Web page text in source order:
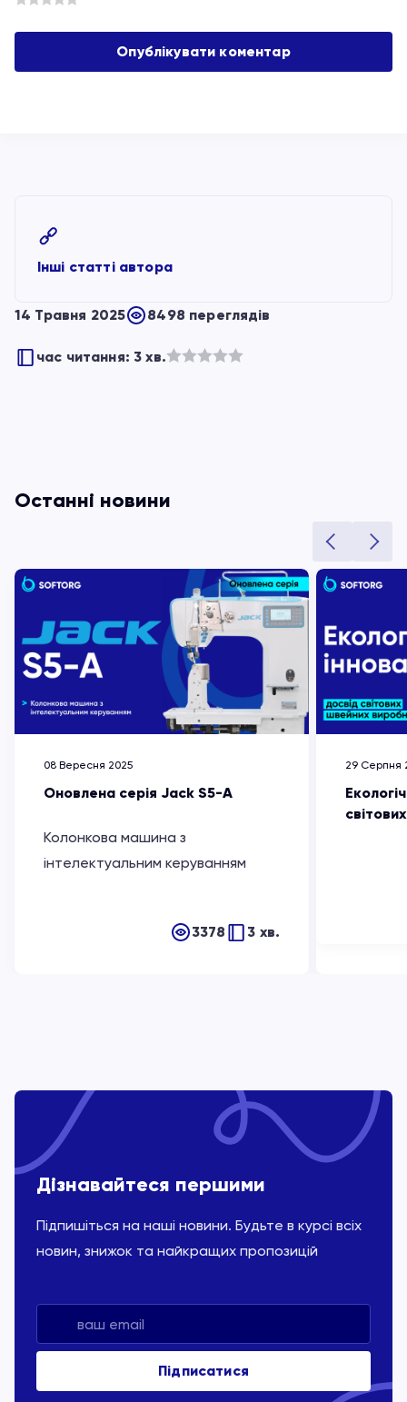
Інші статті автора
14 Травня 2025 8498 переглядів
час читання: 3 хв.
Останні новини
08 Вересня 2025
Оновлена серія Jack S5-A
Колонкова машина з
інтелектуальним керуванням
3378 3 хв.
29 Серпня
Дізнавайтеся першими
Підпишіться на наші новини. Будьте в курсі всіх
новин, знижок та найкращих пропозицій